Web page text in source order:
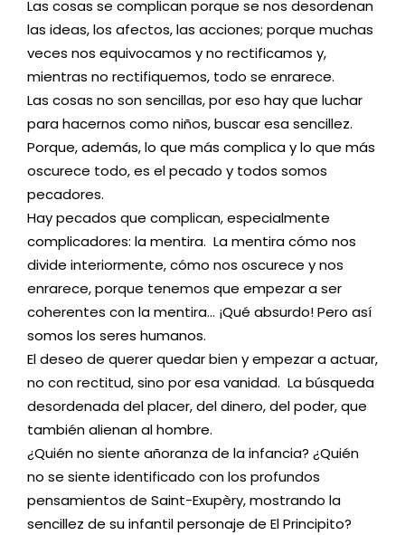
Las cosas se complican porque se nos desordenan
las ideas, los afectos, las acciones; porque muchas
veces nos equivocamos y no rectificamos y,
mientras no rectifiquemos, todo se enrarece.
Las cosas no son sencillas, por eso hay que luchar
para hacernos como niños, buscar esa sencillez.
Porque, además, lo que más complica y lo que más
oscurece todo, es el pecado y todos somos
pecadores.
Hay pecados que complican, especialmente
complicadores: la mentira. La mentira cómo nos
divide interiormente, cómo nos oscurece y nos
enrarece, porque tenemos que empezar a ser
coherentes con la mentira… ¡Qué absurdo! Pero así
somos los seres humanos.
El deseo de querer quedar bien y empezar a actuar,
no con rectitud, sino por esa vanidad. La búsqueda
desordenada del placer, del dinero, del poder, que
también alienan al hombre.
¿Quién no siente añoranza de la infancia? ¿Quién
no se siente identificado con los profundos
pensamientos de Saint-Exupèry, mostrando la
sencillez de su infantil personaje de El Principito?